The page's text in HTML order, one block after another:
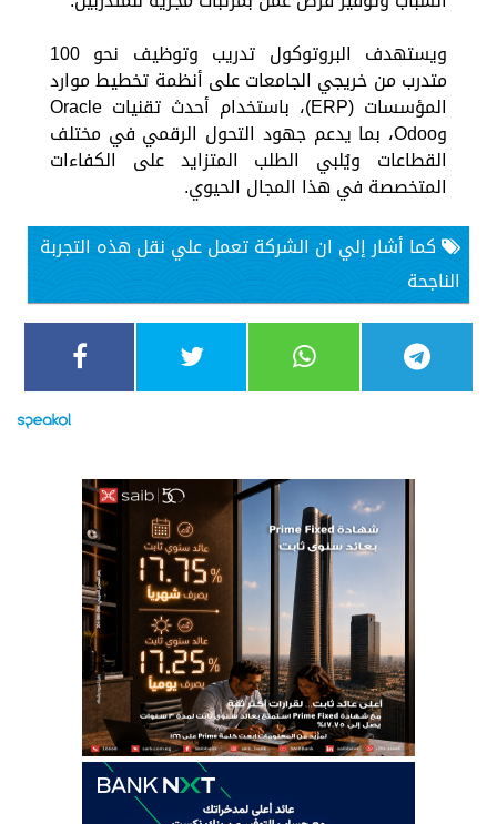
ويستهدف البروتوكول تدريب وتوظيف نحو 100
متدرب من خريجي الجامعات على أنظمة تخطيط موارد
المؤسسات (ERP)، باستخدام أحدث تقنيات Oracle
وOdoo، بما يدعم جهود التحول الرقمي في مختلف
القطاعات ويُلبي الطلب المتزايد على الكفاءات
المتخصصة في هذا المجال الحيوي.
كما أشار إلي ان الشركة تعمل علي نقل هذه التجربة
الناجحة